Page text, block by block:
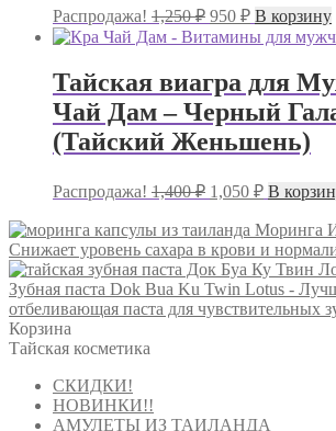
Распродажа! 1,250₽ Первоначальная
цена
составляла
950 ₽Текущая
цена:
В корзину
Тайская виагра для
Чай Дам – Черный
(Тайский Женьшень)
Распродажа! 1,400₽ Первоначальная
составляла
1,400 ₽.
1,050 ₽Текущая
цена:
1,050 ₽.
В
Моринга
Снижает уровень сахара в крови и
Зубная паста Dok Bua Ku Twin Lotus -
отбеливающая паста для чувствительных
Корзина
Тайская косметика
СКИДКИ!
НОВИНКИ!!
АМУЛЕТЫ ИЗ ТАИЛАНДА